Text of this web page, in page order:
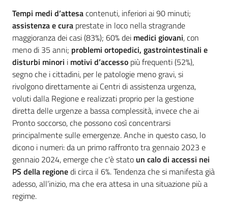
Tempi medi d’attesacontenuti, inferiori ai 90 minuti;
assistenzae cura prestate in loco nella stragrande
maggioranza dei casi (83%); 60% dei medici giovani, con
meno di 35 anni; problemi ortopedici, gastrointestinali e
disturbi minori i motivi d’accesso più frequenti (52%),
segno che i cittadini, per le patologie meno gravi, si
rivolgono direttamente ai Centri di assistenza urgenza,
voluti dalla Regione e realizzati proprio per la gestione
diretta delle urgenze a bassa complessità, invece che ai
Pronto soccorso, che possono così concentrarsi
principalmente sulle emergenze. Anche in questo caso, lo
dicono i numeri: da un primo raffronto tra gennaio 2023 e
gennaio 2024, emerge che c'è stato un calo di accessi nei
PS della regionedi circa il 6%. Tendenza che si manifesta già
adesso, all’inizio, ma che era attesa in una situazione più a
regime.